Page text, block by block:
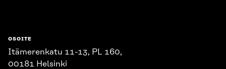
OSOITE
Itämerenkatu 11-13, PL 160,
00181 Helsinki